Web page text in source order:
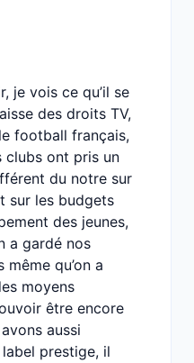
je vois ce qu’il se
des droits TV,
football français,
clubs ont pris un
du notre sur
sur les budgets
des jeunes,
a gardé nos
qu’on a
moyens
être encore
aussi
prestige, il